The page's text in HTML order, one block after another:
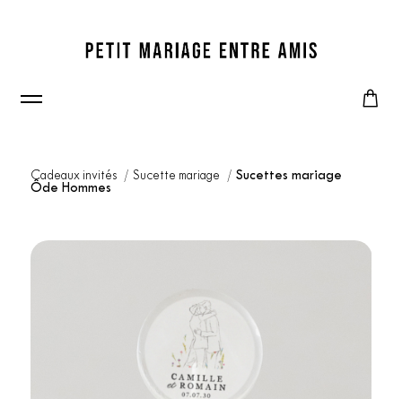
Cadeaux invités Sucette mariage
Sucettes mariage
Ôde Hommes